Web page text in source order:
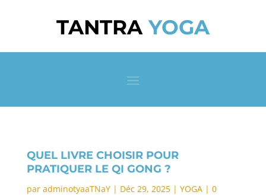
TANTRAYOGA
QUEL LIVRE CHOISIR POUR
PRATIQUER LE QI GONG ?
par adminotyaaTNaY| Déc 29, 2025| YOGA| 0